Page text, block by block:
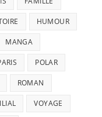
HUMOUR
MANGA
POLAR
ROMAN
VOYAGE